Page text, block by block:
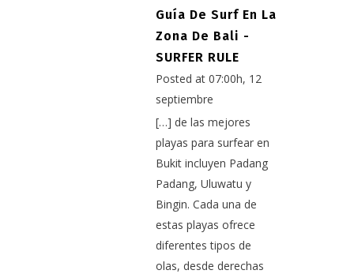
Guía De Surf En La
Zona De Bali -
SURFER RULE
Posted at 07:00h, 12
septiembre
[…] de las mejores
playas para surfear en
Bukit incluyen Padang
Padang, Uluwatu y
Bingin. Cada una de
estas playas ofrece
diferentes tipos de
olas, desde derechas